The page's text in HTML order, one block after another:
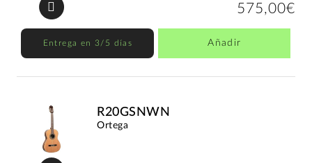
575,00€
Entrega en 3/5 días Añadir
R20GSNWN
Ortega